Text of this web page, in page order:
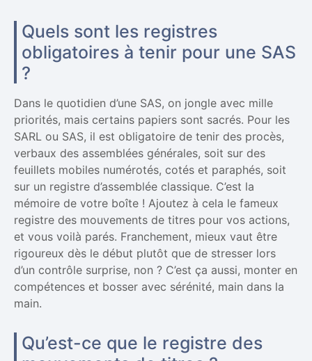
Quels sont les registres
obligatoires à tenir pour une SAS
?
Dans le quotidien d’une SAS, on jongle avec mille
priorités, mais certains papiers sont sacrés. Pour les
SARL ou SAS, il est obligatoire de tenir des procès,
verbaux des assemblées générales, soit sur des
feuillets mobiles numérotés, cotés et paraphés, soit
sur un registre d’assemblée classique. C’est la
mémoire de votre boîte ! Ajoutez à cela le fameux
registre des mouvements de titres pour vos actions,
et vous voilà parés. Franchement, mieux vaut être
rigoureux dès le début plutôt que de stresser lors
d’un contrôle surprise, non ? C’est ça aussi, monter en
compétences et bosser avec sérénité, main dans la
main.
Qu’est-ce que le registre des